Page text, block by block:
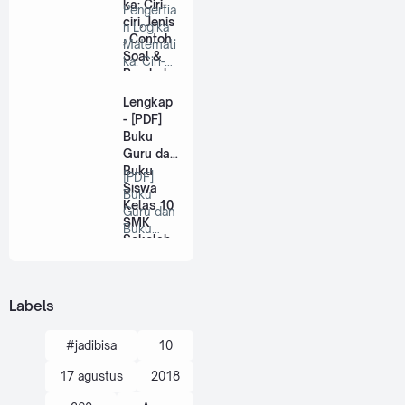
ka: Ciri-
ciri, Jenis
, Contoh
Soal &
Pembaha
Pengertia
n Logika
Matemati
ka: Ciri-
, …
Lengkap
- [PDF]
Buku
Guru dan
Buku
Siswa
Kelas 10
SMK
Sekolah
[PDF]
Buku
Guru dan
Buku
Labels
#jadibisa 10
17 agustus 2018